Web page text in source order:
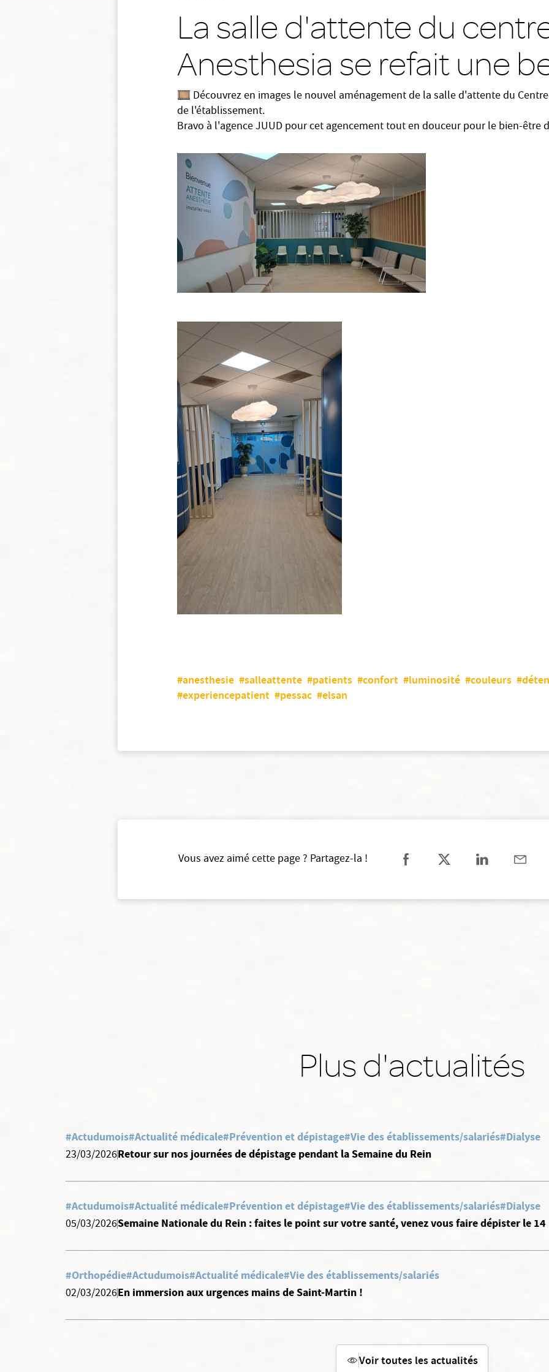
La salle d'attente du
Anesthesia se refait une
🎞 Découvrez en images le nouvel aménagement de la salle d'attente du
de l'établissement.
Bravo à l'agence JUUD pour cet agencement tout en douceur pour le bien-être
#anesthesie #salleattente #patients #confort #luminosité #couleurs
#experiencepatient #pessac #elsan
Vous avez aimé cette page ? Partagez-la !
Plus d'actualités
#Actudumois#Actualité médicale#Prévention et dépistage#Vie des établissements/salariés#Dialyse
23/03/2026Retour sur nos journées de dépistage pendant la Semaine du Rein
#Actudumois#Actualité médicale#Prévention et dépistage#Vie des établissements/salariés#Dialyse
05/03/2026Semaine Nationale du Rein : faites le point sur votre santé, venez vous faire dépister le 14
#Orthopédie#Actudumois#Actualité médicale#Vie des établissements/salariés
02/03/2026En immersion aux urgences mains de Saint-Martin !
Voir toutes les actualités